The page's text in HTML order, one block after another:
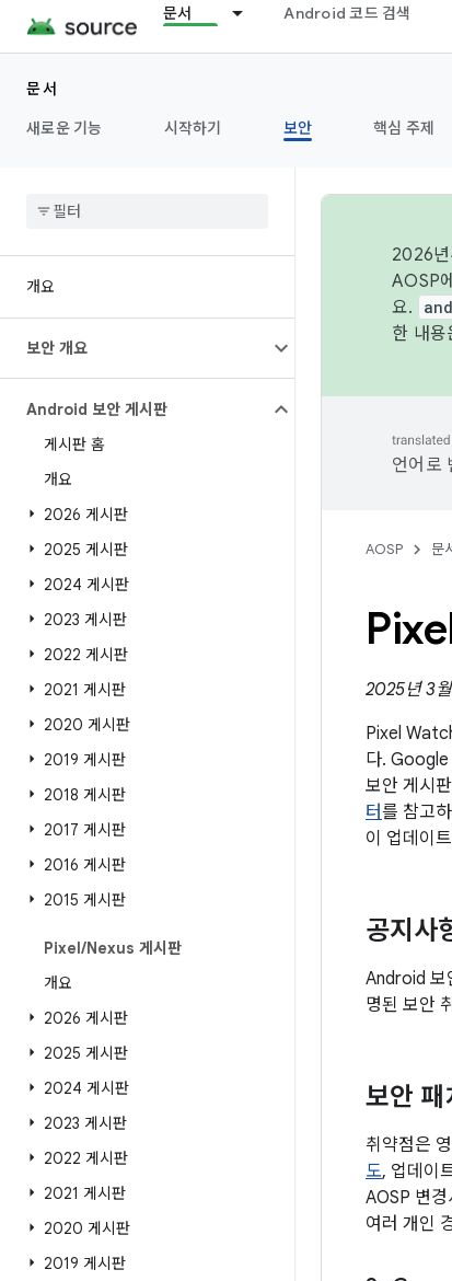
문서 Android 코드 검색
문서
새로운 기능
시작하기 보안 핵심 주제
개요
보안 개요
Android 보안 게시판
게시판 홈
개요
2026 게시판
2025 게시판
2024 게시판
2023 게시판
2022 게시판
2021 게시판
2020 게시판
2019 게시판
2018 게시판
2017 게시판
2016 게시판
2015 게시판
Pixel/Nexus 게시판
개요
2026 게시판
2025 게시판
2024 게시판
2023 게시판
2022 게시판
2021 게시판
2020 게시판
2019 게시판
2026년
AOSP
요.
한 내용
언어로
AOSP 문
2025년 3
Pixel
다.
보안 게시
터를 참고
이 업데이
공지사
Android 보
명된 보안
보안 패
취약점은
도, 업데이
AOSP 변
여러 개인